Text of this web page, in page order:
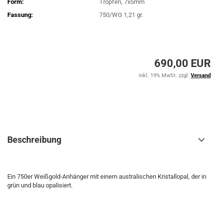
Form:
Tropfen, 7x5mm
Fassung:
750/WG 1,21 gr.
690,00 EUR
inkl. 19% MwSt. zzgl. Versand
Beschreibung
Ein 750er Weißgold-Anhänger mit einem australischen Kristallopal, der in
grün und blau opalisiert.